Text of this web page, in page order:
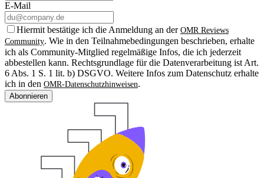
E-Mail
Hiermit bestätige ich die Anmeldung an der OMR Reviews
Community. Wie in den Teilnahmebedingungen beschrieben, erhalte
ich als Community-Mitglied regelmäßige Infos, die ich jederzeit
abbestellen kann. Rechtsgrundlage für die Datenverarbeitung ist Art.
6 Abs. 1 S. 1 lit. b) DSGVO. Weitere Infos zum Datenschutz erhalte
ich in den OMR-Datenschutzhinweisen.
Abonnieren